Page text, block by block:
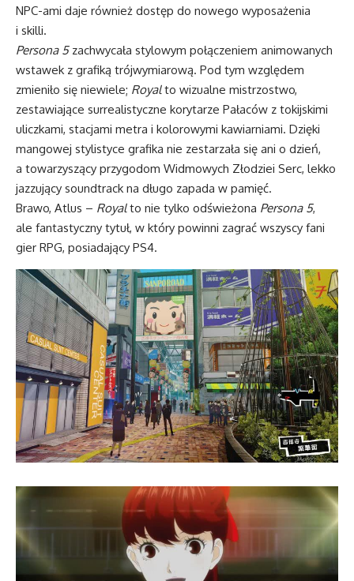
NPC-ami daje również dostęp do nowego wyposażenia
i skilli.
Persona 5zachwycała stylowym połączeniem animowanych
wstawek z grafiką trójwymiarową. Pod tym względem
zmieniło się niewiele; Royalto wizualne mistrzostwo,
zestawiające surrealistyczne korytarze Pałaców z tokijskimi
uliczkami, stacjami metra i kolorowymi kawiarniami. Dzięki
mangowej stylistyce grafika nie zestarzała się ani o dzień,
a towarzyszący przygodom Widmowych Złodziei Serc, lekko
jazzujący soundtrack na długo zapada w pamięć.
Brawo, Atlus – Royalto nie tylko odświeżona Persona 5,
ale fantastyczny tytuł, w który powinni zagrać wszyscy fani
gier RPG, posiadający PS4.